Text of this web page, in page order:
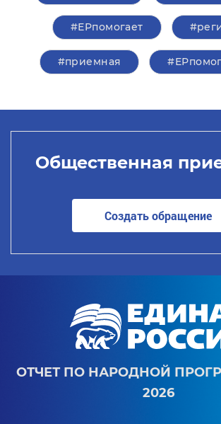
#ЕРпомогает
#приемная
Общественная
Создать обращение
ОТЧЕТ ПО НАРОДНОЙ
2026